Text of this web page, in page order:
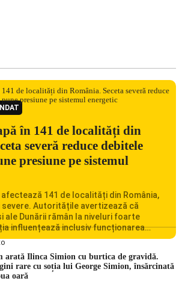
în 141 de localități din
severă reduce debitele
presiune pe sistemul
141 de localități din România,
severe. Autoritățile avertizează că
ale Dunării rămân la niveluri foarte
influențează inclusiv funcționarea
de la Cernavodă. România se confruntă
dificile perioade din punct de vedere
ani. Lipsa […]
arată Ilinca Simion cu burtica de gravidă.
rare cu soția lui George Simion, însărcinată
oară